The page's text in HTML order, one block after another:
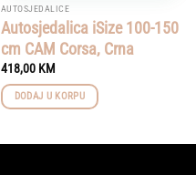
AUTOSJEDALICE
Autosjedalica iSize 100-150
cm CAM Corsa, Crna
418,00 KM
DODAJ U KORPU